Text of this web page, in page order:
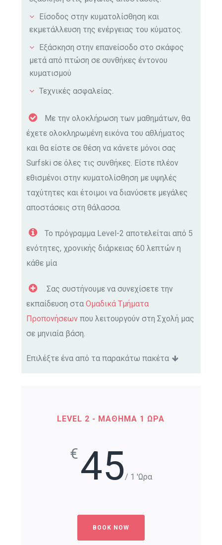
Είσοδος στην κυματολίσθηση και
εκμετάλλευση της ενέργειας του κύματος.
Εξάσκηση στην επανείσοδο στο σκάφος
μετά από πτώση σε συνθήκες έντονου
κυματισμού
Τεχνικές ασφαλείας.
Με την ολοκλήρωση των μαθημάτων, θα
έχετε ολοκληρωμένη εικόνα του αθλήματος
και θα είστε σε θέση να κάνετε μόνοι σας
Surfski σε όλες τις συνθήκες. Είστε πλέον
εθισμένοι στην κυματολίσθηση με υψηλές
ταχύτητες και έτοιμοι να διανύσετε μεγάλες
αποστάσεις στη θάλασσα.
Το πρόγραμμα Level-2 αποτελείται από 5
ενότητες, χρονικής διάρκειας 60 λεπτών η
κάθε μία
Σας συστήνουμε να συνεχίσετε την
εκπαίδευση στα Ομαδικά Τμήματα
Προπονήσεωνπου λειτουργούν στη Σχολή μας
σε μηνιαία βάση.
Επιλέξτε ένα από τα παρακάτω πακέτα
LEVEL 2 - ΜΑΘΗΜΑ 1 ΩΡΑ
€ 45/ 1 'Ωρα
BOOK NOW